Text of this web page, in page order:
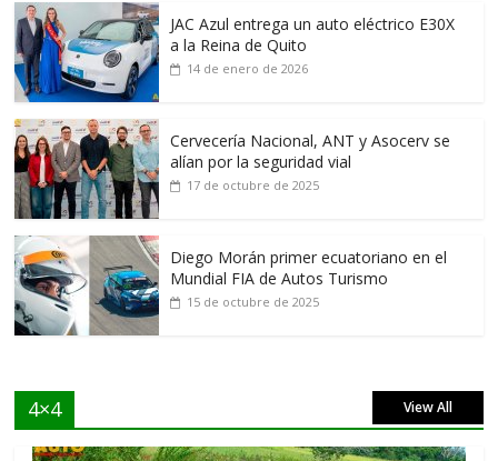
JAC Azul entrega un auto eléctrico E30X
a la Reina de Quito
14 de enero de 2026
Cervecería Nacional, ANT y Asocerv se
alían por la seguridad vial
17 de octubre de 2025
Diego Morán primer ecuatoriano en el
Mundial FIA de Autos Turismo
15 de octubre de 2025
4×4 View All